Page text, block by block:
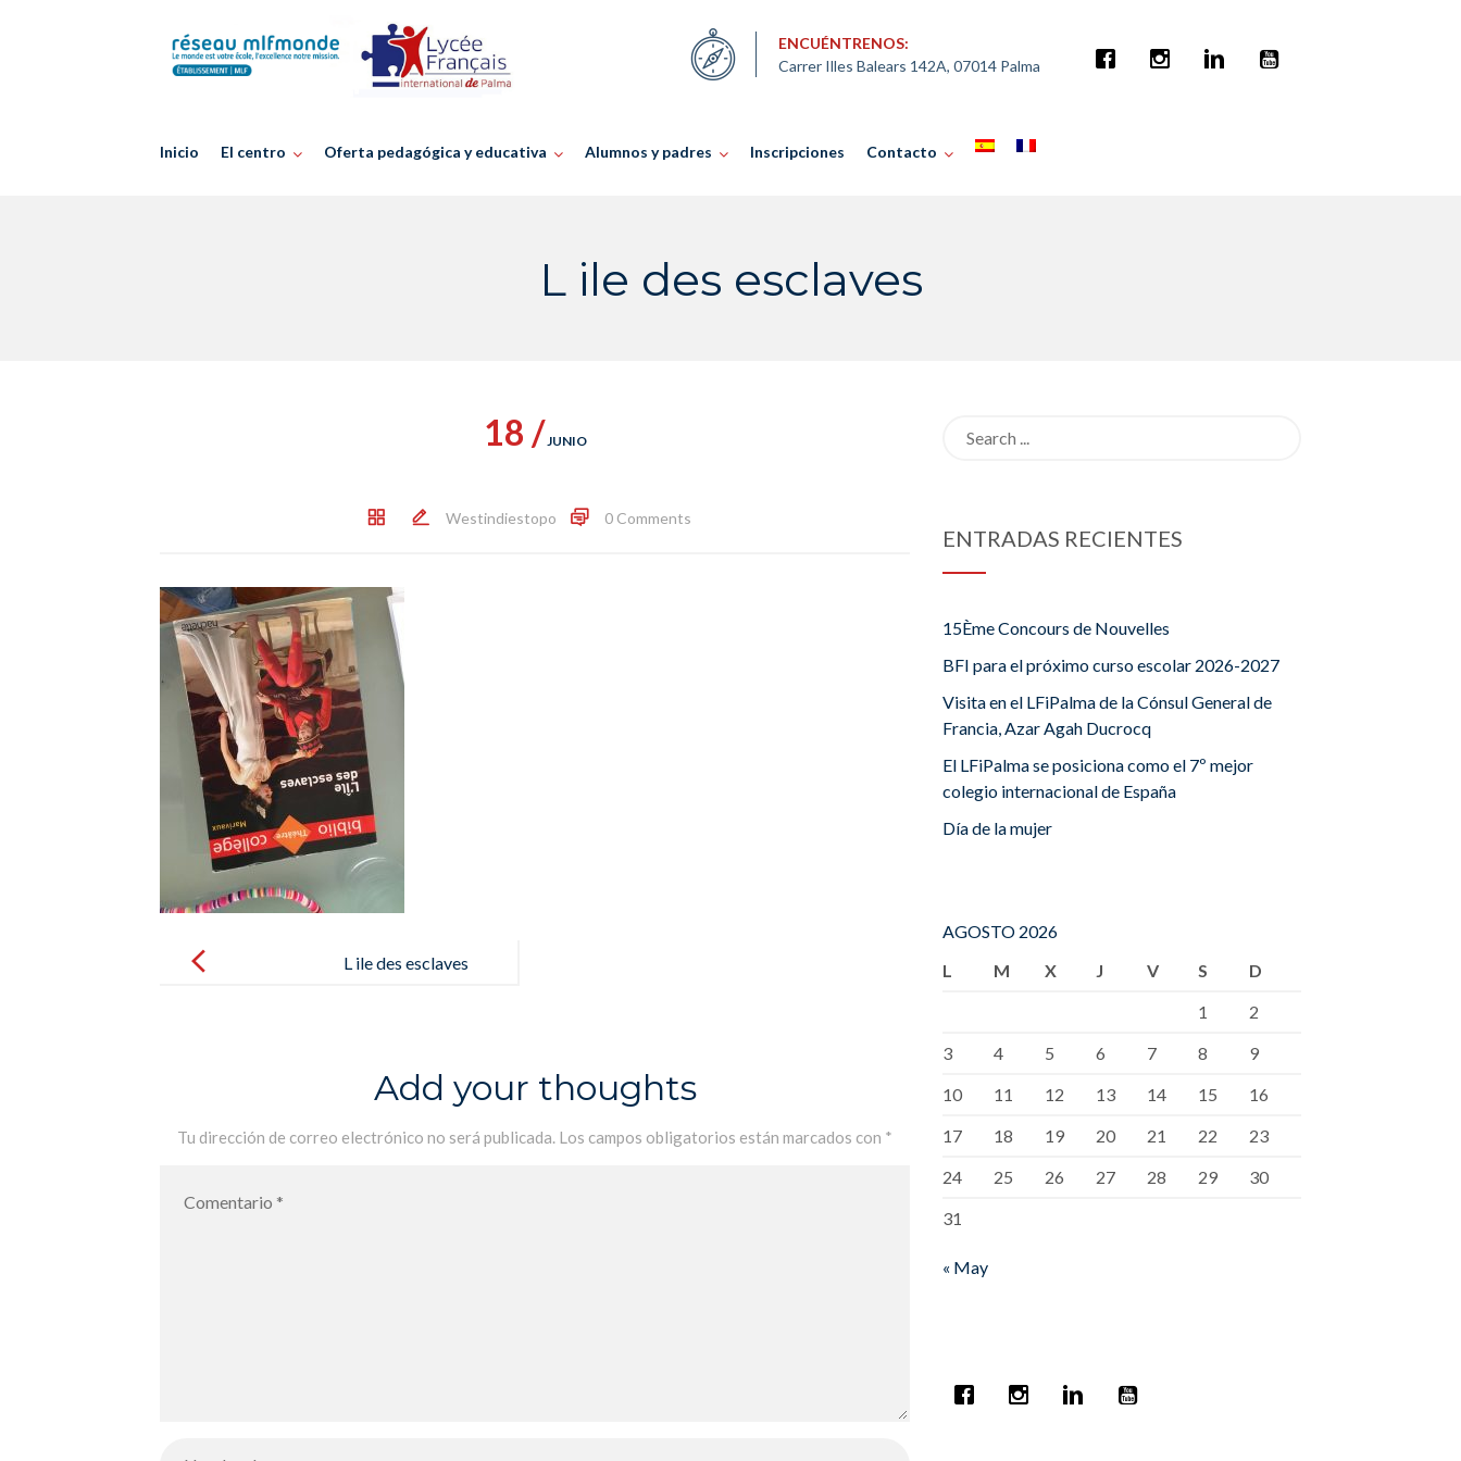
ENCUÉNTRENOS:
Carrer Illes Balears 142A, 07014 Palma
Inicio El centro Oferta pedagógica y educativa Alumnos y padres Inscripciones Contacto
L ile des esclaves
18 /JUNIO
Westindiestopo 0 Comments
navigation
L ile des esclaves
Add your thoughts
Tu dirección de correo electrónico no será publicada. Los campos obligatorios están marcados con *
ENTRADAS RECIENTES
15Ème Concours de Nouvelles
BFI para el próximo curso escolar 2026-2027
Visita en el LFiPalma de la Cónsul General de
Francia, Azar Agah Ducrocq
El LFiPalma se posiciona como el 7º mejor
colegio internacional de España
Día de la mujer
AGOSTO 2026
L
M X J V S
D
1
2
3
4 5 6 7 8
9
10
11 12 13 14 15
16
17
18 19 20 21 22
23
24
25 26 27 28 29
30
31
« May